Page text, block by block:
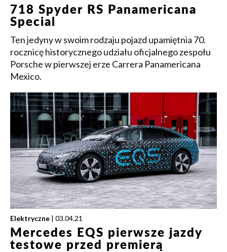
718 Spyder RS Panamericana
Special
Ten jedyny w swoim rodzaju pojazd upamiętnia 70.
rocznicę historycznego udziału oficjalnego zespołu
Porsche w pierwszej erze Carrera Panamericana
Mexico.
Elektryczne | 03.04.21
Mercedes EQS pierwsze jazdy
testowe przed premierą